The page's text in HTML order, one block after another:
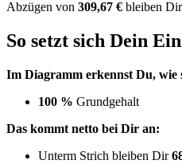
Abzügen von 309,67 € bleiben Dir
So setzt sich Dein
Im Diagramm erkennst Du, wie
100 % Grundgehalt
Das kommt netto bei Dir an:
Unterm Strich bleiben Dir